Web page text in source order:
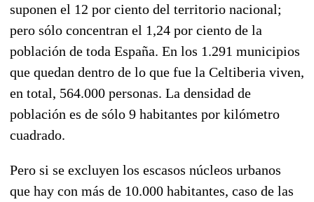
suponen el 12 por ciento del territorio nacional;
pero sólo concentran el 1,24 por ciento de la
población de toda España. En los 1.291 municipios
que quedan dentro de lo que fue la Celtiberia viven,
en total, 564.000 personas. La densidad de
población es de sólo 9 habitantes por kilómetro
cuadrado.
Pero si se excluyen los escasos núcleos urbanos
que hay con más de 10.000 habitantes, caso de las